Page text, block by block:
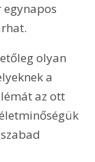
olyan
a
az ott